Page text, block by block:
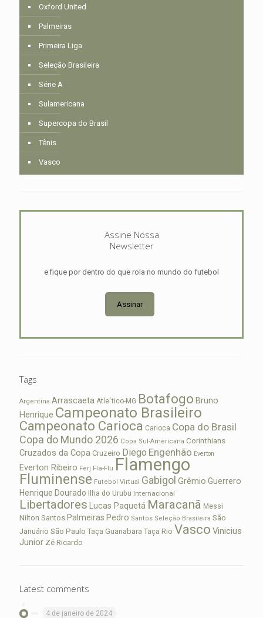
Oxford United
Palmeiras
Primeira Liga
Seleção Brasileira
Série A
Sulamericana
Supercopa do Brasil
Tênis
Vasco
Assine Nossa
Newsletter
e fique por dentro do que rola no mundo do futebol
Assinar
Tags
Argentina Arrascaeta Atle´tico-MG Botafogo Bruno
Henrique Campeonato Brasileiro
Campeonato Carioca Carioca Copa do Brasil
Copa do Mundo 2026 Copa Sul-Americana Corinthians
Cruzados da Copa Cruzeiro Diego Engenhão Everton
Everton Ribeiro Ferj Fla-Flu Flamengo
Fluminense Futebol Virtual Gabigol Grêmio Guerrero
Henrique Dourado Ilha do Urubu Internacional
Libertadores Lucas Paquetá Maracanã Messi
Nilton Santos Palmeiras Pedro Santos Seleção Brasileira São
Januário São Paulo Taça Guanabara Taça Rio Vasco Vinicius
Junior Zé Ricardo
Latest comments
4 de janeiro de 2024